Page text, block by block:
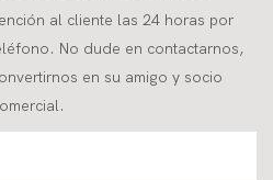
al cliente las 24 horas por
No dude en contactarnos,
en su amigo y socio